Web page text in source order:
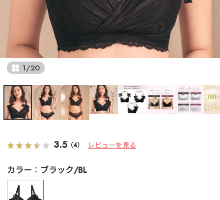
1/20
3.5 （4） レビューを見る
カラー ブラック/BL